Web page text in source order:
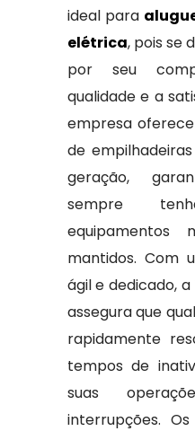
ideal para
elétrica, pois se
por seu
qualidade e a
empresa
de
geração,
sempre
equipamentos
mantidos. Com
ágil e dedicado, a
assegura que
rapidamente
tempos de
suas
interrupções.